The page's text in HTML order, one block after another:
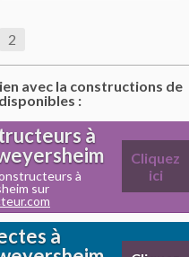
2
avec la constructions de
:
à
à
sur
Cliquez
ici
à